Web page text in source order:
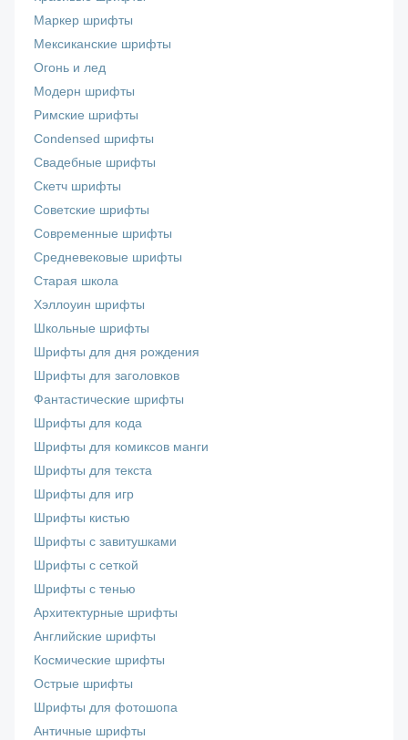
Маркер шрифты
Мексиканские шрифты
Огонь и лед
Модерн шрифты
Римские шрифты
Сondensed шрифты
Свадебные шрифты
Скетч шрифты
Советские шрифты
Современные шрифты
Средневековые шрифты
Старая школа
Хэллоуин шрифты
Школьные шрифты
Шрифты для дня рождения
Шрифты для заголовков
Фантастические шрифты
Шрифты для кода
Шрифты для комиксов манги
Шрифты для текста
Шрифты для игр
Шрифты кистью
Шрифты с завитушками
Шрифты с сеткой
Шрифты с тенью
Архитектурные шрифты
Английские шрифты
Космические шрифты
Острые шрифты
Шрифты для фотошопа
Античные шрифты